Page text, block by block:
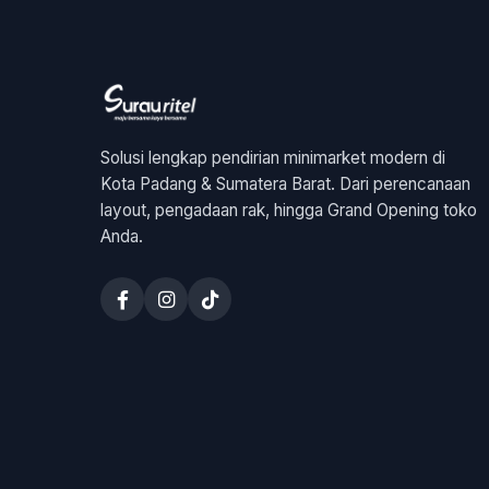
Solusi lengkap pendirian minimarket modern di
Kota Padang & Sumatera Barat. Dari perencanaan
layout, pengadaan rak, hingga Grand Opening toko
Anda.